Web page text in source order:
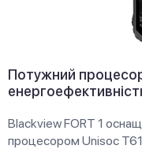
Потужний
Blackview FORT 1
процесором Unisoc